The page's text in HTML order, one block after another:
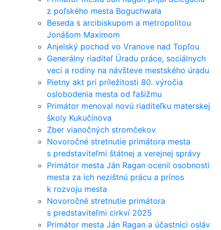
z poľského mesta Boguchwała
Beseda s arcibiskupom a metropolitou
Jonášom Maximom
Anjelský pochod vo Vranove nad Topľou
Generálny riaditeľ Úradu práce, sociálnych
vecí a rodiny na návšteve mestského úradu
Pietny akt pri príležitosti 80. výročia
oslobodenia mesta od fašižmu
Primátor menoval novú riaditeľku materskej
školy Kukučínova
Zber vianočných stromčekov
Novoročné stretnutie primátora mesta
s predstaviteľmi štátnej a verejnej správy
Primátor mesta Ján Ragan ocenil osobnosti
mesta za ich nezištnú prácu a prínos
k rozvoju mesta
Novoročné stretnutie primátora
s predstaviteľmi cirkví 2025
Primátor mesta Ján Ragan a účastníci osláv